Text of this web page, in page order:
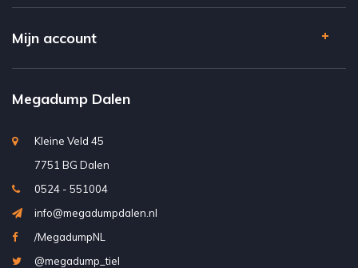
Mijn account
Megadump Dalen
Kleine Veld 45
7751 BG Dalen
0524 - 551004
info@megadumpdalen.nl
/MegadumpNL
@megadump_tiel